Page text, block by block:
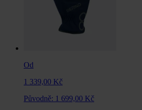
Od
1 339,00 Kč
Původně: 1 699,00 Kč